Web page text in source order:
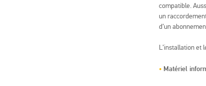
compatible.
un
d’un
L’installation et
Matériel